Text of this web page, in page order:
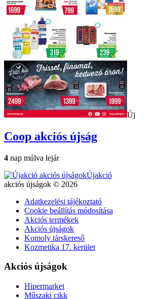
Új
Coop akciós újság
4 nap múlva lejár
Újakció
akciós újságok © 2026
Adatkezelési tájékoztató
Cookie beállítás módosítása
Akciós termékek
Akciós újságok
Komoly társkereső
Kozmetika 17. kerület
Akciós újságok
Hipermarket
Műszaki cikk